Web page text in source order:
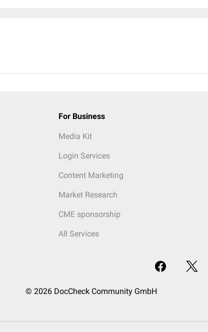
For Business
Media Kit
Login Services
Content Marketing
Market Research
CME sponsorship
All Services
© 2026 DocCheck Community GmbH